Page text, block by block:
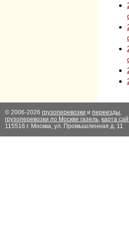
© 2006-2026 грузоперевозки и переезды,
грузоперевозки по Москве газель, карта
115516 г. Москва, ул. Промышленная д. 11